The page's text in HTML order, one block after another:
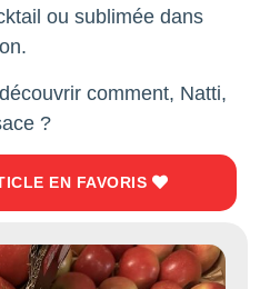
ou sublimée dans
comment, Natti,
?
EN FAVORIS